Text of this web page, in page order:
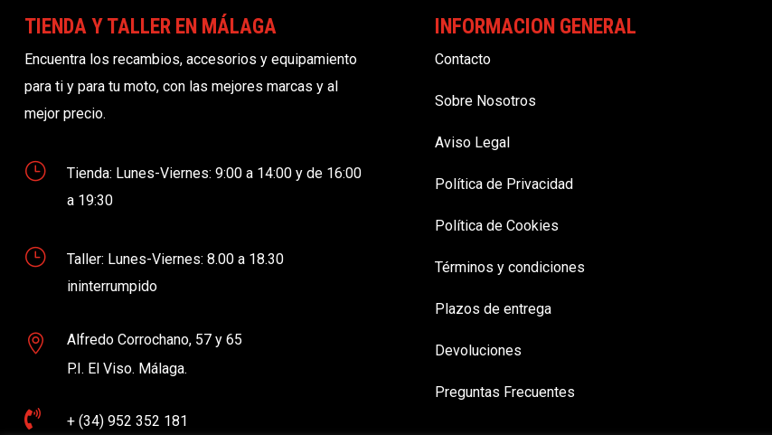
TIENDA Y TALLER EN MÁLAGA
Encuentra los recambios, accesorios y equipamiento
para ti y para tu moto, con las mejores marcas y al
mejor precio.
}
Tienda: Lunes-Viernes: 9:00 a 14:00 y de 16:00
a 19:30
}
Taller: Lunes-Viernes: 8.00 a 18.30
ininterrumpido

Alfredo Corrochano, 57 y 65
P.I. El Viso. Málaga.
 + (34) 952 352 181
INFORMACION GENERAL
Contacto
Sobre Nosotros
Aviso Legal
Política de Privacidad
Política de Cookies
Términos y condiciones
Plazos de entrega
Devoluciones
Preguntas Frecuentes